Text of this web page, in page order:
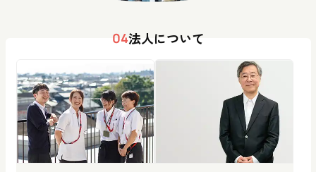
04法人について